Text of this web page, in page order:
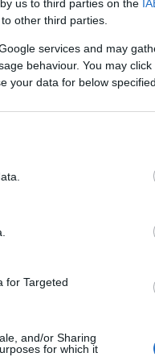
us to third parties on the
other third parties.
services and may
behaviour. You may
your data for below
for Targeted
and/or Sharing
for which it
τα παιδιά
Δέσποινα, οι
το
στον